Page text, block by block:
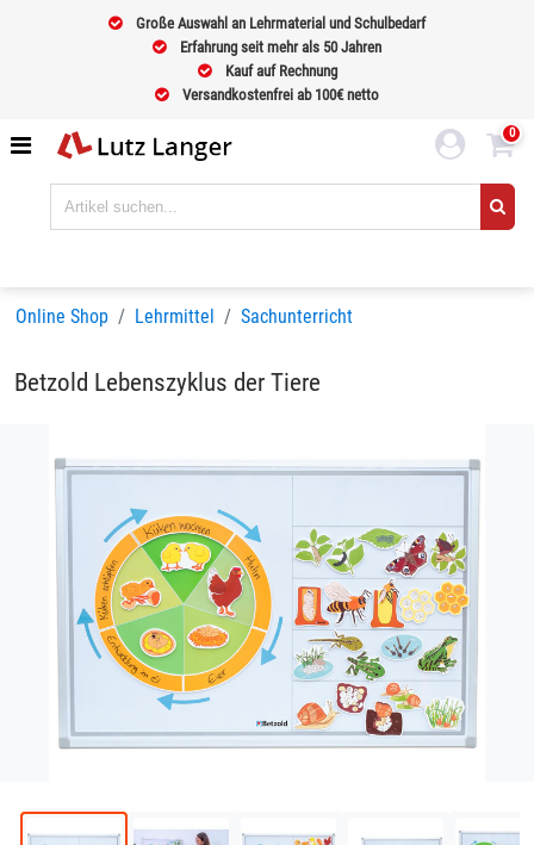
Große Auswahl an Lehrmaterial und Schulbedarf
Erfahrung seit mehr als 50 Jahren
Kauf auf Rechnung
Versandkostenfrei ab 100€ netto
0
Online Shop Lehrmittel Sachunterricht
Betzold Lebenszyklus der Tiere